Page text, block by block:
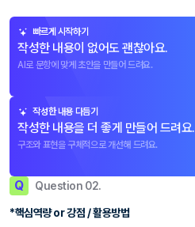
빠르게 시작하기
작성한 내용이 없어도 괜찮아요.
AI로 문항에 맞게 초안을 만들어 드려요.
작성한 내용 다듬기
작성한 내용을 더 좋게 만들어 드려요.
구조와 표현을 구체적으로 개선해 드려요.
Q Question 02.
*핵심역량 or 강점 / 활용방법